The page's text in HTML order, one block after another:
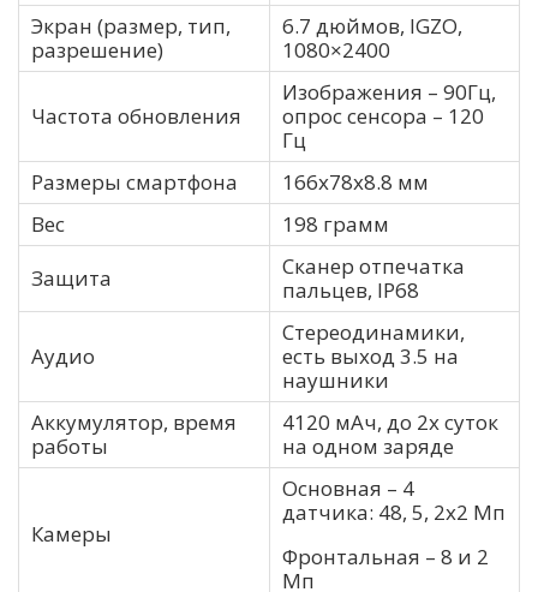
Экран (размер, тип,
разрешение)
6.7 дюймов, IGZO,
1080×2400
Частота обновления
Изображения – 90Гц,
опрос сенсора – 120
Гц
Размеры смартфона
166х78х8.8 мм
Вес
198 грамм
Защита
Сканер отпечатка
пальцев, IP68
Аудио
Стереодинамики,
есть выход 3.5 на
наушники
Аккумулятор, время
работы
4120 мАч, до 2х суток
на одном заряде
Камеры
Основная – 4
датчика: 48, 5, 2х2 Мп
Фронтальная – 8 и 2
Мп